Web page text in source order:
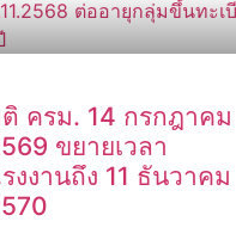
ครม. 14 กรกฎาคม
ขยายเวลา
งงานถึง 11 ธันวาคม